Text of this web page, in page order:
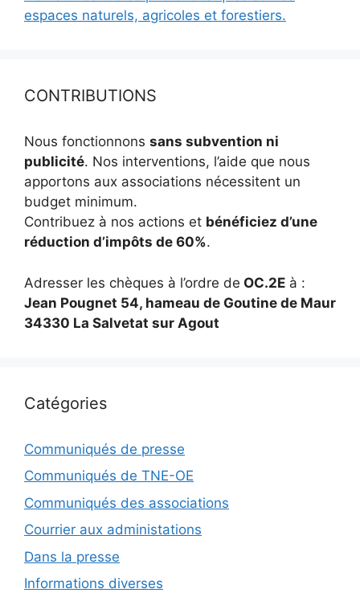
espaces naturels, agricoles et forestiers.
CONTRIBUTIONS
Nous fonctionnons sans subvention ni
publicité. Nos interventions, l’aide que nous
apportons aux associations nécessitent un
budget minimum.
Contribuez à nos actions et bénéficiez d’une
réduction d’impôts de 60%.
Adresser les chèques à l’ordre de OC.2E à :
Jean Pougnet 54, hameau de Goutine de Maur
34330 La Salvetat sur Agout
Catégories
Communiqués de presse
Communiqués de TNE-OE
Communiqués des associations
Courrier aux administations
Dans la presse
Informations diverses